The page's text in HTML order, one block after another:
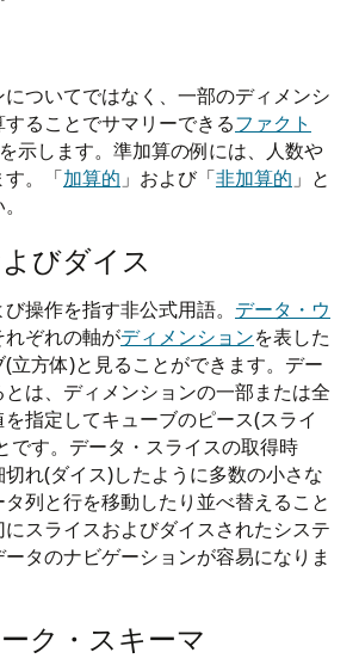
ついてではなく、一部のディメンシ
することでサマリーできるファクト
示します。準加算の例には、人数や
。「加算的 」および「非加算的 」と
びダイス
操作を指す非公式用語。 データ・ウ
れぞれの軸がディメンションを表した
立方体)と見ることができます。デー
は、ディメンションの一部または全
指定してキューブのピース(スライ
です。データ・スライスの取得時
れ(ダイス)したように多数の小さな
列と行を移動したり並べ替えること
にスライスおよびダイスされたシステ
タのナビゲーションが容易になりま
ク・スキーマ